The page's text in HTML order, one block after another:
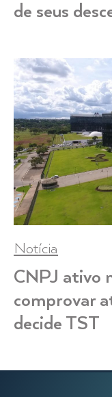
de seus
Notícia
CNPJ ativo
comprovar
decide TST